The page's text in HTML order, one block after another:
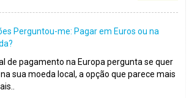
Perguntou-me: Pagar em Euros ou na
de pagamento na Europa pergunta se quer
sua moeda local, a opção que parece mais